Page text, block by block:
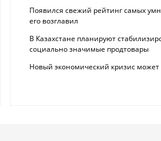
Появился свежий рейтинг самых
его возглавил
В Казахстане планируют
социально значимые продтовары
Новый экономический кризис